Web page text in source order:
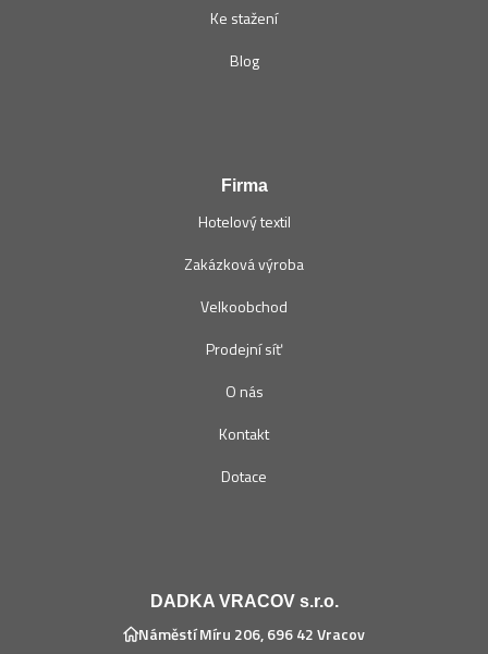
Ke stažení
Blog
Firma
Hotelový textil
Zakázková výroba
Velkoobchod
Prodejní síť
O nás
Kontakt
Dotace
DADKA VRACOV s.r.o.
Náměstí Míru 206, 696 42 Vracov